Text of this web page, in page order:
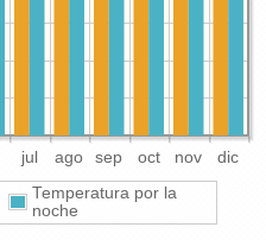
jul ago sep oct nov dic
Temperatura por la
noche